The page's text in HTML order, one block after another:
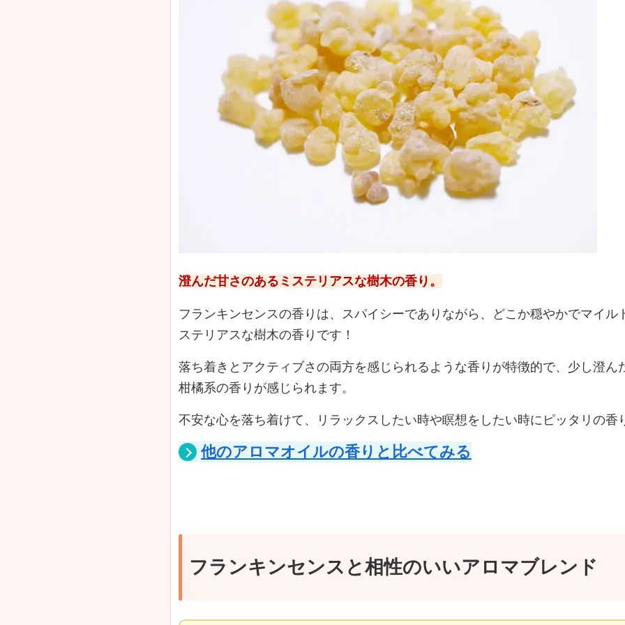
澄んだ甘さのあるミステリアスな樹木の香り。
フランキンセンスの香りは、スパイシーでありながら、どこか穏やかでマイル
ステリアスな樹木の香りです！
落ち着きとアクティブさの両方を感じられるような香りが特徴的で、少し澄ん
柑橘系の香りが感じられます。
不安な心を落ち着けて、リラックスしたい時や瞑想をしたい時にピッタリの香
他のアロマオイルの香りと比べてみる
フランキンセンスと相性のいいアロマブレンド